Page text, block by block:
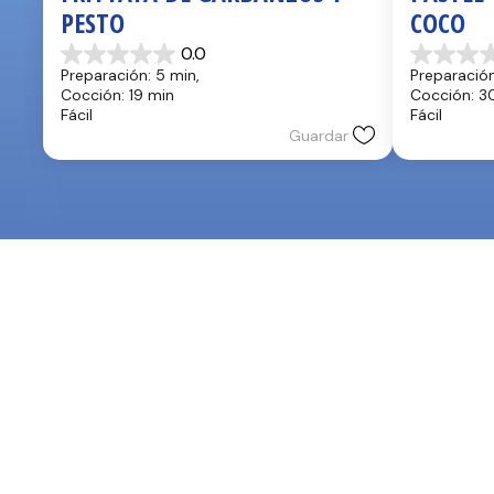
PESTO
0.0
0.0
de
5
estrellas.
Preparación: 5 min,
Cocción: 19 min
Fácil
Guardar
COCO
0.0
de
5
estrellas.
Cocción:
Fácil